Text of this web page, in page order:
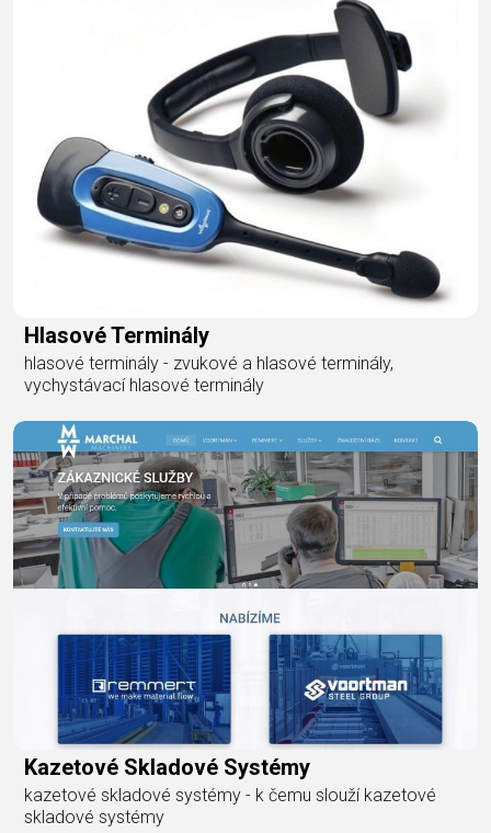
Hlasové Terminály
hlasové terminály - zvukové a hlasové terminály,
vychystávací hlasové terminály
Kazetové Skladové Systémy
kazetové skladové systémy - k čemu slouží kazetové
skladové systémy